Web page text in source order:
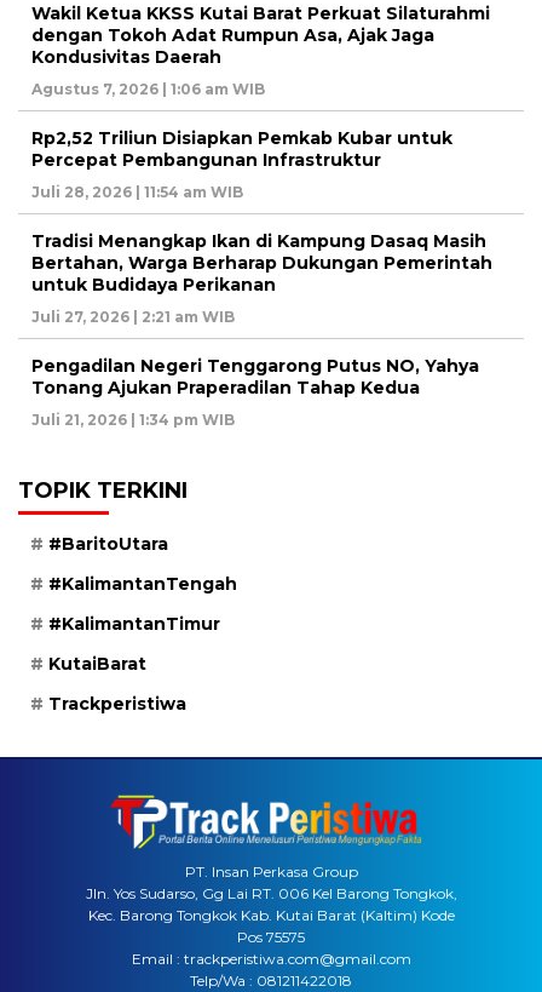
Wakil Ketua KKSS Kutai Barat Perkuat Silaturahmi
dengan Tokoh Adat Rumpun Asa, Ajak Jaga
Kondusivitas Daerah
Agustus 7, 2026 | 1:06 am WIB
Rp2,52 Triliun Disiapkan Pemkab Kubar untuk
Percepat Pembangunan Infrastruktur
Juli 28, 2026 | 11:54 am WIB
Tradisi Menangkap Ikan di Kampung Dasaq Masih
Bertahan, Warga Berharap Dukungan Pemerintah
untuk Budidaya Perikanan
Juli 27, 2026 | 2:21 am WIB
Pengadilan Negeri Tenggarong Putus NO, Yahya
Tonang Ajukan Praperadilan Tahap Kedua
Juli 21, 2026 | 1:34 pm WIB
TOPIK TERKINI
#BaritoUtara
#KalimantanTengah
#KalimantanTimur
KutaiBarat
Trackperistiwa
PT. Insan Perkasa Group
Jln. Yos Sudarso, Gg Lai RT. 006 Kel Barong Tongkok,
Kec. Barong Tongkok Kab. Kutai Barat (Kaltim) Kode
Pos 75575
Email : trackperistiwa.com@gmail.com
Telp/Wa : 081211422018